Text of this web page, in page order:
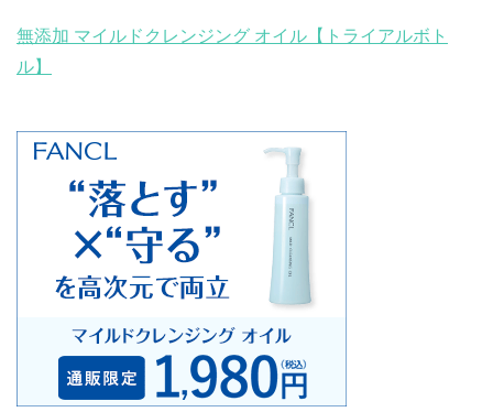
無添加 マイルドクレンジング オイル【トライアルボト
ル】